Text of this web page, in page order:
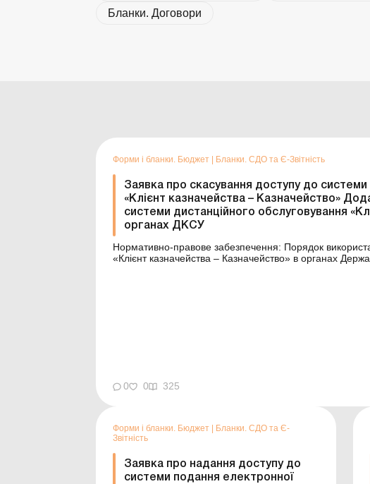
Бланки. Договори
Форми і бланки. Бюджет Бланки. СДО та Є-Звітність
Заявка про скасування доступу до системи
«Клієнт казначейства – Казначейство»
системи дистанційного обслуговування
органах ДКСУ
Нормативно-правове забезпечення: Порядок використання системи дистанційного обслуговування
«Клієнт казначейства – Казначейство» в органах
0 0 325
Форми і бланки. Бюджет
Бланки. СДО та Є-
Звітність
Заявка про надання доступу до
системи подання електронної